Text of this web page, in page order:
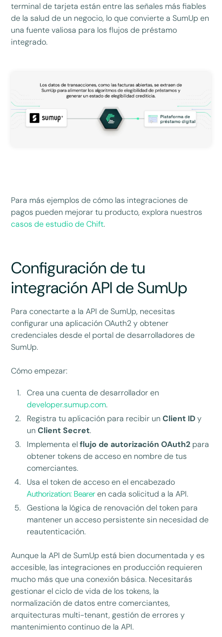
terminal de tarjeta están entre las señales más fiables
de la salud de un negocio, lo que convierte a SumUp en
una fuente valiosa para los flujos de préstamo
integrado.
Para más ejemplos de cómo las integraciones de
pagos pueden mejorar tu producto, explora nuestros
casos de estudio de Chift.
Configuración de tu
integración API de SumUp
Para conectarte a la API de SumUp, necesitas
configurar una aplicación OAuth2 y obtener
credenciales desde el portal de desarrolladores de
SumUp.
Cómo empezar:
Crea una cuenta de desarrollador en
developer.sumup.com.
Registra tu aplicación para recibir unClient IDy
unClient Secret.
Implementa elflujo de autorización OAuth2 para
obtener tokens de acceso en nombre de tus
comerciantes.
Usa el token de acceso en el encabezado
Authorization: Beareren cada solicitud a la API.
Gestiona la lógica de renovación del token para
mantener un acceso persistente sin necesidad de
reautenticación.
Aunque la API de SumUp está bien documentada y es
accesible, las integraciones en producción requieren
mucho más que una conexión básica. Necesitarás
gestionar el ciclo de vida de los tokens, la
normalización de datos entre comerciantes,
arquitecturas multi-tenant, gestión de errores y
mantenimiento continuo de la API.